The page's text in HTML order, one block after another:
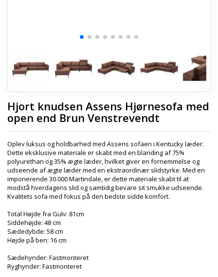
Hjort knudsen Assens Hjørnesofa med
open end Brun Venstrevendt
Oplev luksus og holdbarhed med Assens sofaen i Kentucky læder.
Dette eksklusive materiale er skabt med en blanding af 75%
polyurethan og 35% ægte læder, hvilket giver en fornemmelse og
udseende af ægte læder med en ekstraordinær slidstyrke. Med en
imponerende 30.000 Martindale, er dette materiale skabt til at
modstå hverdagens slid og samtidig bevare sit smukke udseende.
Kvalitets sofa med fokus på den bedste sidde komfort.
Total Højde fra Gulv: 81cm
Siddehøjde: 48 cm
Sædedybde: 58 cm
Højde på ben: 16 cm
Sædehynder: Fastmonteret
Ryghynder: Fastmonteret